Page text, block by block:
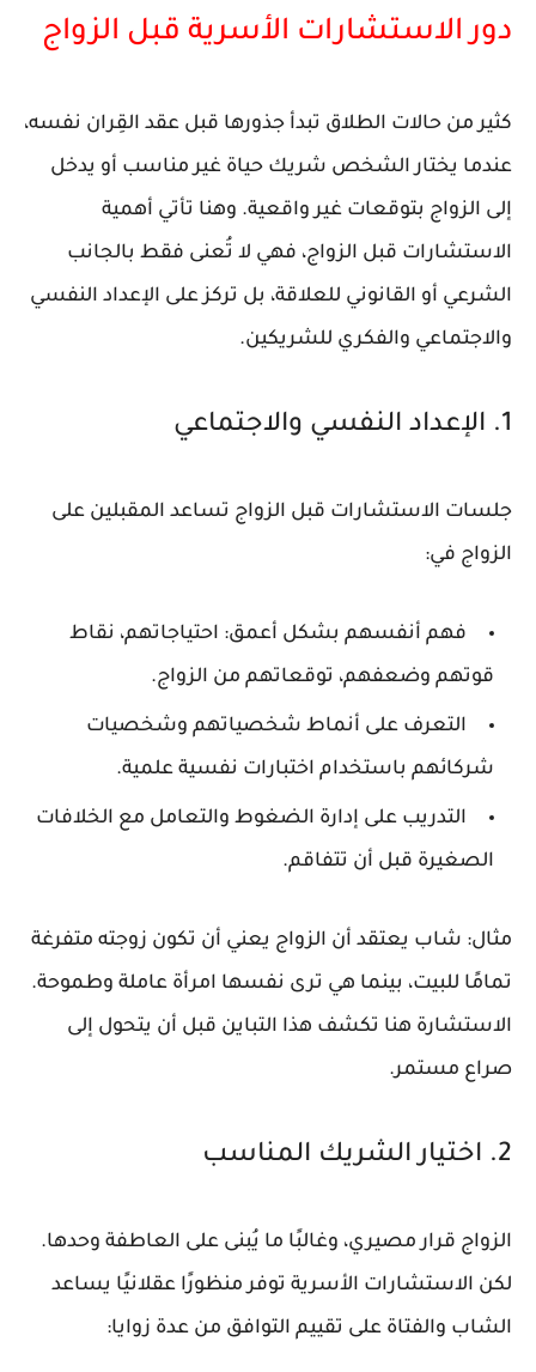
دور الاستشارات الأسرية قبل الزواج
كثير من حالات الطلاق تبدأ جذورها قبل عقد القِران نفسه،
عندما يختار الشخص شريك حياة غير مناسب أو يدخل
إلى الزواج بتوقعات غير واقعية. وهنا تأتي أهمية
الاستشارات قبل الزواج، فهي لا تُعنى فقط بالجانب
الشرعي أو القانوني للعلاقة، بل تركز على الإعداد النفسي
والاجتماعي والفكري للشريكين.
1. الإعداد النفسي والاجتماعي
جلسات الاستشارات قبل الزواج تساعد المقبلين على
الزواج في:
فهم أنفسهم بشكل أعمق: احتياجاتهم، نقاط
قوتهم وضعفهم، توقعاتهم من الزواج.
التعرف على أنماط شخصياتهم وشخصيات
شركائهم باستخدام اختبارات نفسية علمية.
التدريب على إدارة الضغوط والتعامل مع الخلافات
الصغيرة قبل أن تتفاقم.
مثال: شاب يعتقد أن الزواج يعني أن تكون زوجته متفرغة
تمامًا للبيت، بينما هي ترى نفسها امرأة عاملة وطموحة.
الاستشارة هنا تكشف هذا التباين قبل أن يتحول إلى
صراع مستمر.
2. اختيار الشريك المناسب
الزواج قرار مصيري، وغالبًا ما يُبنى على العاطفة وحدها.
لكن الاستشارات الأسرية توفر منظورًا عقلانيًا يساعد
الشاب والفتاة على تقييم التوافق من عدة زوايا: